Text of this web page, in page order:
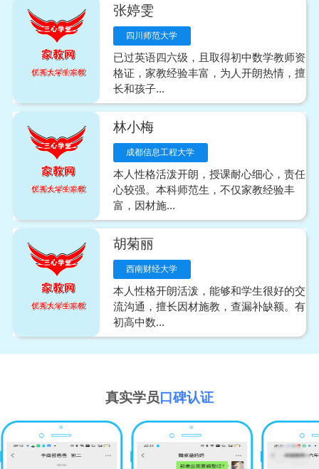
张婷雯
四川师范大学
已过英语四六级，且取得初中数学教师资
格证，家教经验丰富，为人开朗热情，擅
长和孩子...
林小梅
成都信息工程大学
本人性格活泼开朗，授课耐心细心，责任
心较强。本科师范生，不仅家教经验丰
富，因材施...
胡菊丽
西南财经大学
本人性格开朗活泼，能够和学生很好的交
流沟通，擅长因材施教，查漏补缺额。有
初高中数...
真实学员 口碑认证